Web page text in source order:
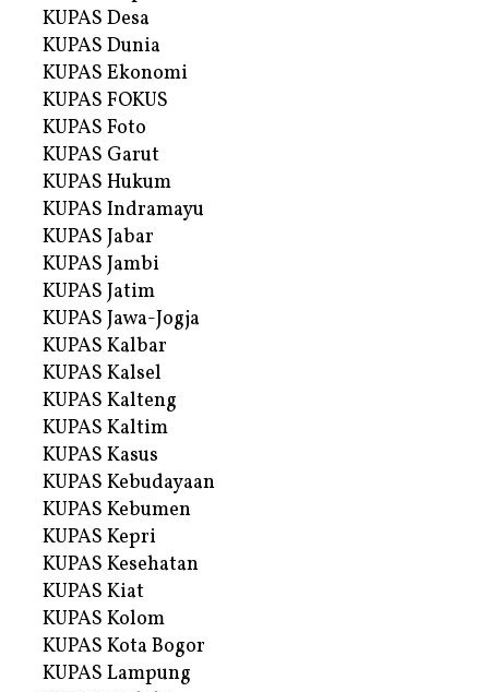
KUPAS Desa
KUPAS Dunia
KUPAS Ekonomi
KUPAS FOKUS
KUPAS Foto
KUPAS Garut
KUPAS Hukum
KUPAS Indramayu
KUPAS Jabar
KUPAS Jambi
KUPAS Jatim
KUPAS Jawa-Jogja
KUPAS Kalbar
KUPAS Kalsel
KUPAS Kalteng
KUPAS Kaltim
KUPAS Kasus
KUPAS Kebudayaan
KUPAS Kebumen
KUPAS Kepri
KUPAS Kesehatan
KUPAS Kiat
KUPAS Kolom
KUPAS Kota Bogor
KUPAS Lampung